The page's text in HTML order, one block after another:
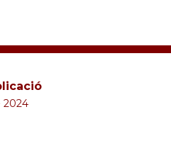
2024